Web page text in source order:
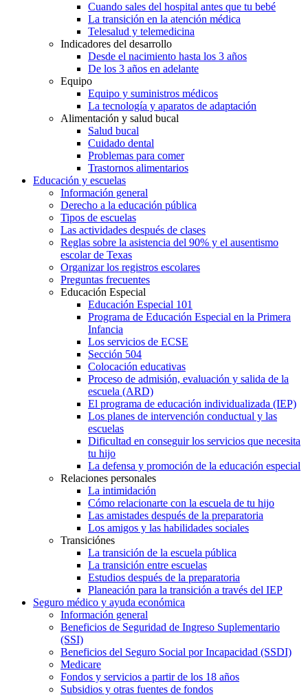
Cuando sales del hospital antes que tu bebé
La transición en la atención médica
Telesalud y telemedicina
Indicadores del desarrollo
Desde el nacimiento hasta los 3 años
De los 3 años en adelante
Equipo
Equipo y suministros médicos
La tecnología y aparatos de adaptación
Alimentación y salud bucal
Salud bucal
Cuidado dental
Problemas para comer
Trastornos alimentarios
Educación y escuelas
Información general
Derecho a la educación pública
Tipos de escuelas
Las actividades después de clases
Reglas sobre la asistencia del 90% y el ausentismo
escolar de Texas
Organizar los registros escolares
Preguntas frecuentes
Educación Especial
Educación Especial 101
Programa de Educación Especial en la Primera
Infancia
Los servicios de ECSE
Sección 504
Colocación educativas
Proceso de admisión, evaluación y salida de la
escuela (ARD)
El programa de educación individualizada (IEP)
Los planes de intervención conductual y las
escuelas
Dificultad en conseguir los servicios que necesita
tu hijo
La defensa y promoción de la educación especial
Relaciones personales
La intimidación
Cómo relacionarte con la escuela de tu hijo
Las amistades después de la preparatoria
Los amigos y las habilidades sociales
Transiciónes
La transición de la escuela pública
La transición entre escuelas
Estudios después de la preparatoria
Planeación para la transición a través del IEP
Seguro médico y ayuda económica
Información general
Beneficios de Seguridad de Ingreso Suplementario
(SSI)
Beneficios del Seguro Social por Incapacidad (SSDI)
Medicare
Fondos y servicios a partir de los 18 años
Subsidios y otras fuentes de fondos